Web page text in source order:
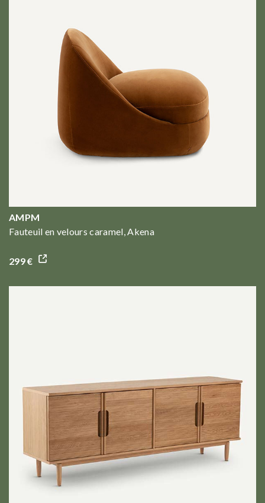
AMPM
Fauteuil en velours caramel, Akena
299 €